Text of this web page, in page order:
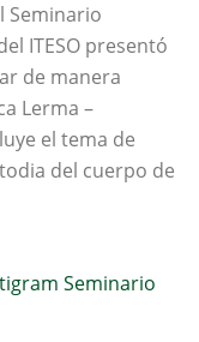
Seminario
ITESO presentó
de manera
Lerma –
el tema de
del cuerpo de
Seminario